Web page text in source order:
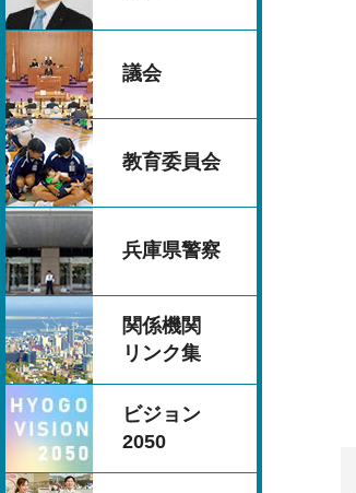
議会
教育委員会
兵庫県警察
関係機関
リンク集
ビジョン
2050